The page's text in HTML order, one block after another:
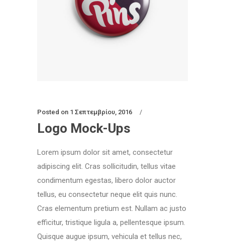
Posted on 1 Σεπτεμβρίου, 2016
Logo Mock-Ups
Lorem ipsum dolor sit amet, consectetur
adipiscing elit. Cras sollicitudin, tellus vitae
condimentum egestas, libero dolor auctor
tellus, eu consectetur neque elit quis nunc.
Cras elementum pretium est. Nullam ac justo
efficitur, tristique ligula a, pellentesque ipsum.
Quisque augue ipsum, vehicula et tellus nec,